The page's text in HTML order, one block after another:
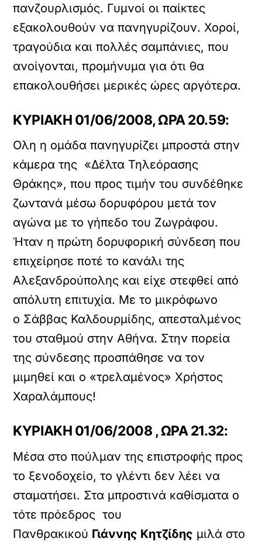
πανζουρλισμός. Γυμνοί οι παίκτες
εξακολουθούν να πανηγυρίζουν. Χοροί,
τραγούδια και πολλές σαμπάνιες, που
ανοίγονται, προμήνυμα για ότι θα
επακολουθήσει μερικές ώρες αργότερα.
ΚΥΡΙΑΚΗ 01/06/2008, ΩΡΑ 20.59:
Ολη η ομάδα πανηγυρίζει μπροστά στην
κάμερα της «Δέλτα Τηλεόρασης
Θράκης», που προς τιμήν του συνδέθηκε
ζωντανά μέσω δορυφόρου μετά τον
αγώνα με το γήπεδο του Ζωγράφου.
Ήταν η πρώτη δορυφορική σύνδεση που
επιχείρησε ποτέ το κανάλι της
Αλεξανδρούπολης και είχε στεφθεί από
απόλυτη επιτυχία. Με το μικρόφωνο
ο Σάββας Καλδουρμίδης, απεσταλμένος
του σταθμού στην Αθήνα. Στην πορεία
της σύνδεσης προσπάθησε να τον
μιμηθεί και ο «τρελαμένος» Χρήστος
Χαραλάμπους!
ΚΥΡΙΑΚΗ 01/06/2008 , ΩΡΑ 21.32:
Μέσα στο πούλμαν της επιστροφής προς
το ξενοδοχείο, το γλέντι δεν λέει να
σταματήσει. Στα μπροστινά καθίσματα ο
τότε πρόεδρος του
Πανθρακικού Γιάννης Κητζίδης μιλά στο